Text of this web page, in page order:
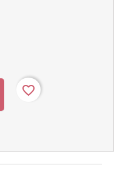
favorite_border